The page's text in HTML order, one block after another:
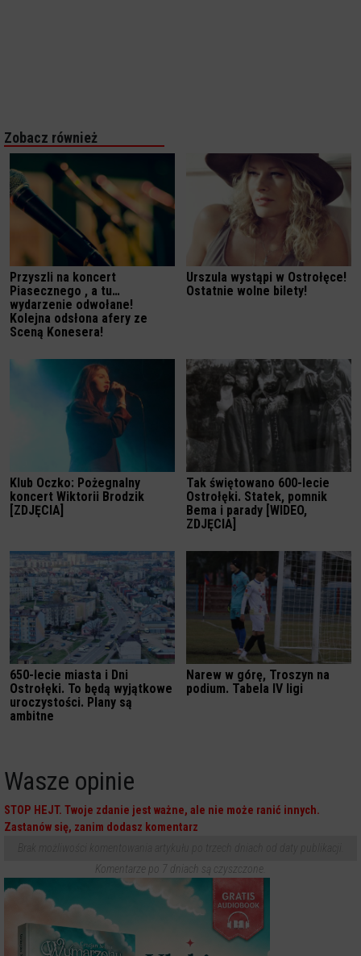
Zobacz również
Przyszli na koncert
Piasecznego , a tu…
wydarzenie odwołane!
Kolejna odsłona afery ze
Sceną Konesera!
Urszula wystąpi w Ostrołęce!
Ostatnie wolne bilety!
Klub Oczko: Pożegnalny
koncert Wiktorii Brodzik
[ZDJĘCIA]
Tak świętowano 600-lecie
Ostrołęki. Statek, pomnik
Bema i parady [WIDEO,
ZDJĘCIA]
650-lecie miasta i Dni
Ostrołęki. To będą wyjątkowe
uroczystości. Plany są
ambitne
Narew w górę, Troszyn na
podium. Tabela IV ligi
Wasze opinie
STOP HEJT. Twoje zdanie jest ważne, ale nie może ranić innych.
Zastanów się, zanim dodasz komentarz
Komentarze po 7 dniach są czyszczone.